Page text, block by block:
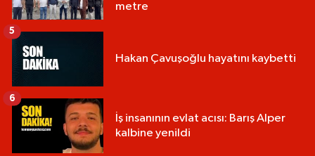
metre
Hakan Çavuşoğlu hayatını kaybetti
5
İş insanının evlat acısı: Barış Alper
kalbine yenildi
6